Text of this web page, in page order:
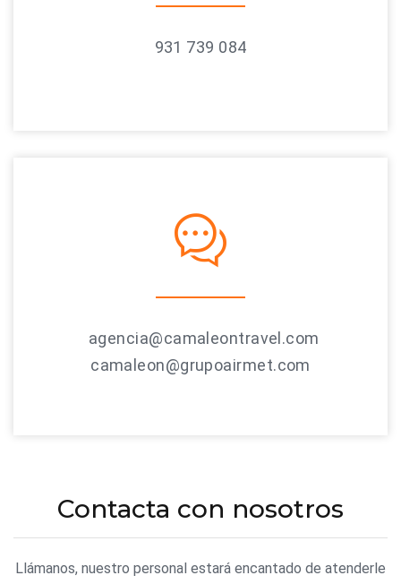
931 739 084
agencia@camaleontravel.com
camaleon@grupoairmet.com
Contacta con nosotros
Llámanos, nuestro personal estará encantado de atenderle